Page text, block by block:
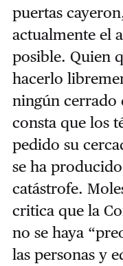
puertas
actualmente el
posible. Quien
hacerlo
ningún cerrado
consta que los
pedido su
se ha
catástrofe.
critica que la
no se haya
las personas y